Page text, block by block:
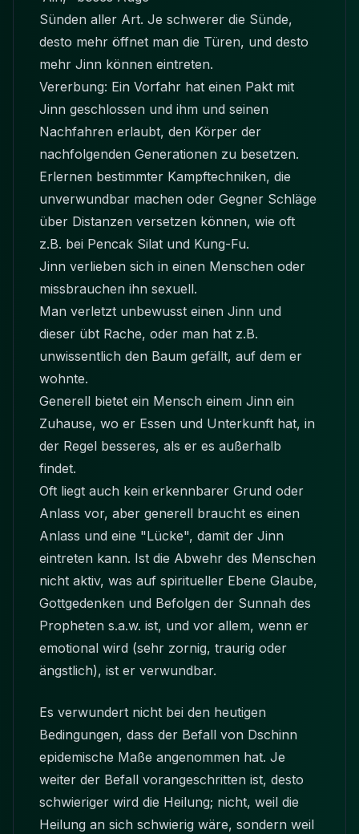
Sünden aller Art. Je schwerer die Sünde,
desto mehr öffnet man die Türen, und desto
mehr Jinn können eintreten.
Vererbung: Ein Vorfahr hat einen Pakt mit
Jinn geschlossen und ihm und seinen
Nachfahren erlaubt, den Körper der
nachfolgenden Generationen zu besetzen.
Erlernen bestimmter Kampftechniken, die
unverwundbar machen oder Gegner Schläge
über Distanzen versetzen können, wie oft
z.B. bei Pencak Silat und Kung-Fu.
Jinn verlieben sich in einen Menschen oder
missbrauchen ihn sexuell.
Man verletzt unbewusst einen Jinn und
dieser übt Rache, oder man hat z.B.
unwissentlich den Baum gefällt, auf dem er
wohnte.
Generell bietet ein Mensch einem Jinn ein
Zuhause, wo er Essen und Unterkunft hat, in
der Regel besseres, als er es außerhalb
findet.
Oft liegt auch kein erkennbarer Grund oder
Anlass vor, aber generell braucht es einen
Anlass und eine "Lücke", damit der Jinn
eintreten kann. Ist die Abwehr des Menschen
nicht aktiv, was auf spiritueller Ebene Glaube,
Gottgedenken und Befolgen der Sunnah des
Propheten s.a.w. ist, und vor allem, wenn er
emotional wird (sehr zornig, traurig oder
ängstlich), ist er verwundbar.
Es verwundert nicht bei den heutigen
Bedingungen, dass der Befall von Dschinn
epidemische Maße angenommen hat. Je
weiter der Befall vorangeschritten ist, desto
schwieriger wird die Heilung; nicht, weil die
Heilung an sich schwierig wäre, sondern weil